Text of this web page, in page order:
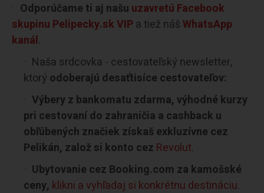
Odporúčame ti aj našu uzavretú Facebook
skupinu Pelipecky.sk VIP a tiež nášWhatsApp
kanál.
Naša srdcovka - cestovateľský newsletter,
ktorý odoberajú desaťtisíce cestovateľov:
Výbery z bankomatu zdarma, výhodné kurzy
pri cestovaní do zahraničia a cashback u
obľúbených značiek získaš exkluzívne cez
Pelikán, založ si konto cez Revolut.
Ubytovanie cez Booking.com za kamošské
ceny, klikni a vyhľadaj si konkrétnu destináciu.